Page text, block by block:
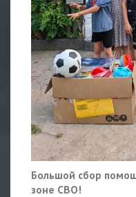
Большой сбор
зоне СВО!